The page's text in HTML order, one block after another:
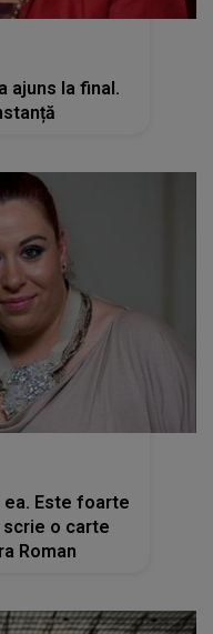
ajuns la final.
ea. Este foarte
scrie o carte
Roman